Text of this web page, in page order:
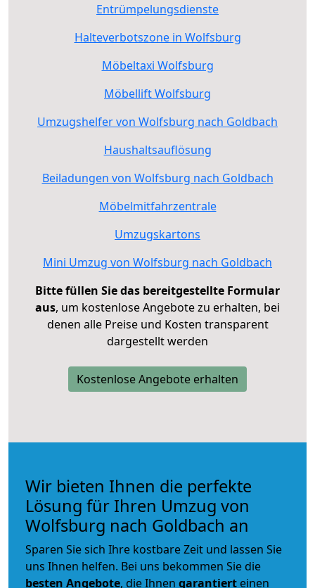
Entrümpelungsdienste
Halteverbotszone in Wolfsburg
Möbeltaxi Wolfsburg
Möbellift Wolfsburg
Umzugshelfer von Wolfsburg nach Goldbach
Haushaltsauflösung
Beiladungen von Wolfsburg nach Goldbach
Möbelmitfahrzentrale
Umzugskartons
Mini Umzug von Wolfsburg nach Goldbach
Bitte füllen Sie das bereitgestellte Formular
aus, um kostenlose Angebote zu erhalten, bei
denen alle Preise und Kosten transparent
dargestellt werden
Kostenlose Angebote erhalten
Wir bieten Ihnen die perfekte
Lösung für Ihren Umzug von
Wolfsburg nach Goldbach an
Sparen Sie sich Ihre kostbare Zeit und lassen Sie
uns Ihnen helfen. Bei uns bekommen Sie die
besten Angebote, die Ihnen garantiert einen